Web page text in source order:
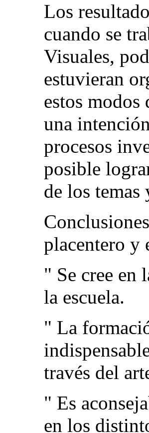
Los
cuando se
Visuales,
estuvieran
estos modos
una
procesos
posible
de los
placentero y
" Se cree en
la escuela.
" La
través del
" Es
en los